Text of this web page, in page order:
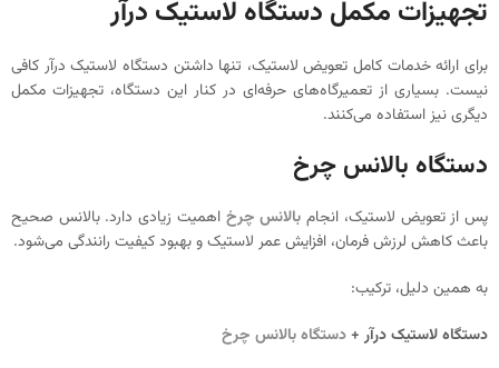
تجهیزات مکمل دستگاه لاستیک درآر
برای ارائه خدمات کامل تعویض لاستیک، تنها داشتن دستگاه لاستیک درآر کافی
نیست. بسیاری از تعمیرگاه‌های حرفه‌ای در کنار این دستگاه، تجهیزات مکمل
دیگری نیز استفاده می‌کنند.
دستگاه بالانس چرخ
پس از تعویض لاستیک، انجام بالانس چرخ اهمیت زیادی دارد. بالانس صحیح
باعث کاهش لرزش فرمان، افزایش عمر لاستیک و بهبود کیفیت رانندگی می‌شود.
به همین دلیل، ترکیب:
دستگاه لاستیک درآر +دستگاه بالانس چرخ